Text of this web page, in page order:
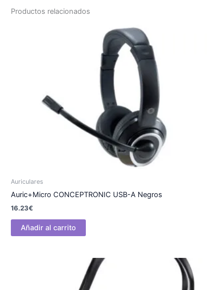
Productos relacionados
Auriculares
Auric+Micro CONCEPTRONIC USB-A Negros
16.23€
Añadir al carrito